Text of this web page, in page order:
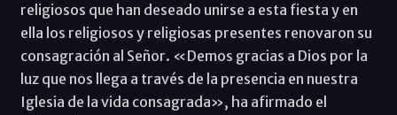
religiosos que han deseado unirse a esta fiesta y en
ella los religiosos y religiosas presentes renovaron su
consagración al Señor. «Demos gracias a Dios por la
luz que nos llega a través de la presencia en nuestra
Iglesia de la vida consagrada», ha afirmado el